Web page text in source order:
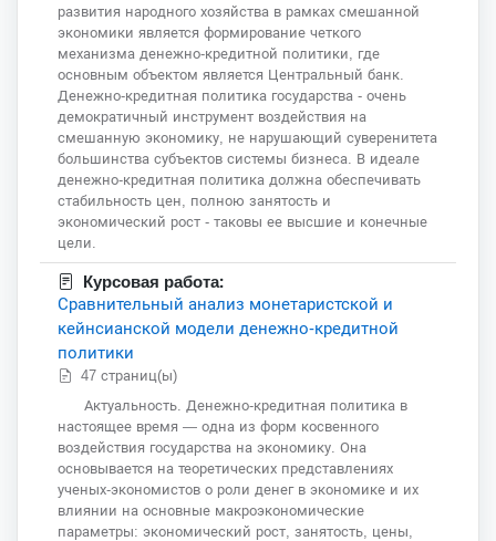
развития народного хозяйства в рамках смешанной
экономики является формирование четкого
механизма денежно-кредитной политики, где
основным объектом является Центральный банк.
Денежно-кредитная политика государства - очень
демократичный инструмент воздействия на
смешанную экономику, не нарушающий суверенитета
большинства субъектов системы бизнеса. В идеале
денежно-кредитная политика должна обеспечивать
стабильность цен, полною занятость и
экономический рост - таковы ее высшие и конечные
цели.
Курсовая работа:
Сравнительный анализ монетаристской и
кейнсианской модели денежно-кредитной
политики
47 страниц(ы)
Актуальность. Денежно-кредитная политика в
настоящее время — одна из форм косвенного
воздействия государства на экономику. Она
основывается на теоретических представлениях
ученых-экономистов о роли денег в экономике и их
влиянии на основные макроэкономические
параметры: экономический рост, занятость, цены,